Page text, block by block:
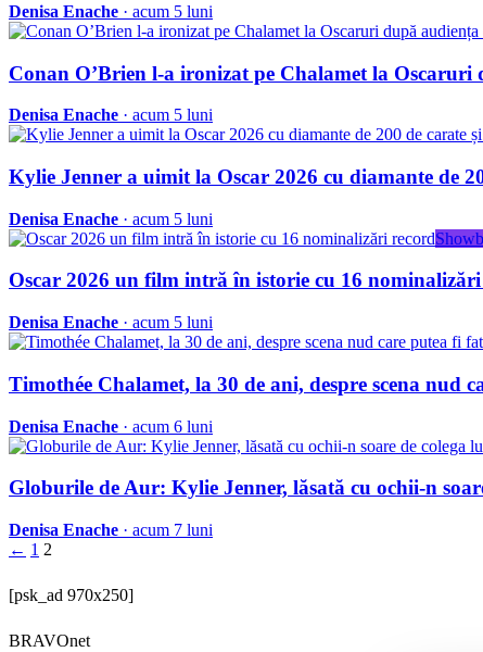
Denisa Enache · acum 5 luni
Conan O’Brien l-a ironizat pe Chalamet la Oscaruri
Denisa Enache · acum 5 luni
Kylie Jenner a uimit la Oscar 2026 cu diamante de
Denisa Enache · acum 5 luni
Oscar 2026 un film intră în istorie cu 16
Denisa Enache · acum 5 luni
Timothée Chalamet, la 30 de ani, despre scena nud
Denisa Enache · acum 6 luni
Globurile de Aur: Kylie Jenner, lăsată cu ochii-n
Denisa Enache · acum 7 luni
← 1 2
[psk_ad 970x250]
BRAVOnet